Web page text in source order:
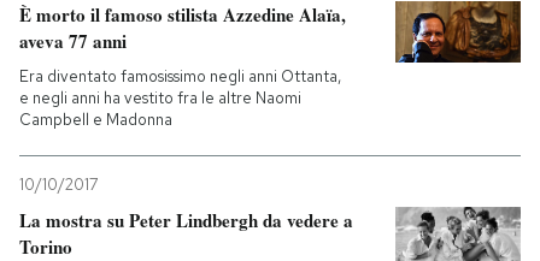
AREA PERSONALE
Entra
È morto il famoso stilista Azzedine Alaïa,
aveva 77 anni
Era diventato famosissimo negli anni Ottanta,
e negli anni ha vestito fra le altre Naomi
Campbell e Madonna
10/10/2017
La mostra su Peter Lindbergh da vedere a
Torino